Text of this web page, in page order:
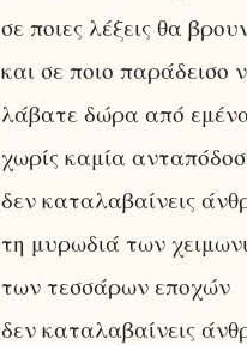
σε ποιες λέξεις θα
και σε ποιο
λάβατε δώρα από
χωρίς καμία
δεν καταλαβαίνεις
τη μυρωδιά των
των τεσσάρων εποχών
δεν καταλαβαίνεις